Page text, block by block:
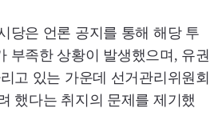
당은 언론 공지를 통해 해당 투
부족한 상황이 발생했으며, 유권
고 있는 가운데 선거관리위원회
했다는 취지의 문제를 제기했